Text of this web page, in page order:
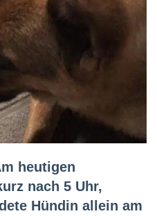
heutigen
nach 5 Uhr,
Hündin allein am